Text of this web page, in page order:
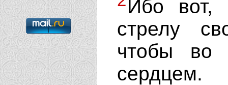
Ибо вот,
стрелу
чтобы во
сердцем.